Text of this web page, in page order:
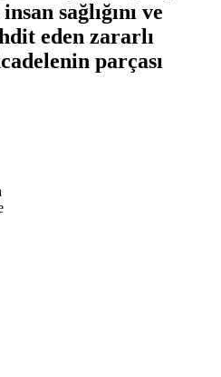
sağlığını ve
eden zararlı
parçası